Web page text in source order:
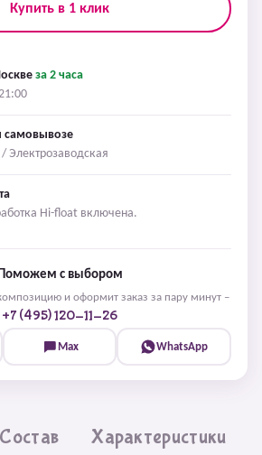
Купить в 1 клик
за 2 часа
самовывозе
Электрозаводская
Hi-float включена.
с выбором
и оформит заказ за пару минут –
+7 (495) 120-11-26
Max WhatsApp
Состав Характеристики